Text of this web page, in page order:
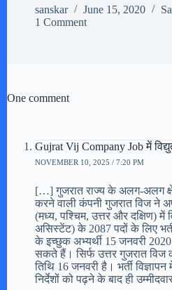
sanskar
June 15, 2020
1 Comment
One comment
Gujrat Vij Company Job में
NOVEMBER 10, 2025 / 7:20 PM
[…] गुजरात राज्य के अलग-अलग
करने वाली कंपनी गुजरात विज ने
(मध्य, पश्चिम, उत्तर और दक्षिण) में
असिस्टेंट) के 2087 पदों के लिए
के इच्छुक अभ्यर्थी 15 जनवरी
सकते हैं। सिर्फ उत्तर गुजरात
तिथि 16 जनवरी है। भर्ती
निर्देशों को पढ़ने के बाद ही